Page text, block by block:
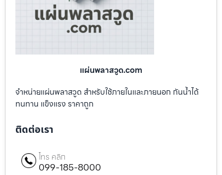
แผ่นพลาสวูด.com
จำหน่ายแผ่นพลาสวูด สำหรับใช้ภายในและภายนอก กันน้ำได้
ทนทาน แข็งแรง ราคาถูก
ติดต่อเรา
โทร คลิก
099-185-8000